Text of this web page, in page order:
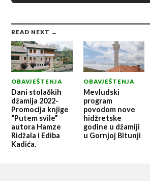
READ NEXT →
OBAVJEŠTENJA
Dani stolačkih
džamija 2022-
Promocija knjige
“Putem svile”
autora Hamze
Ridžala i Ediba
Kadića.
OBAVJEŠTENJA
Mevludski
program
povodom nove
hidžretske
godine u džamiji
u Gornjoj Bitunji